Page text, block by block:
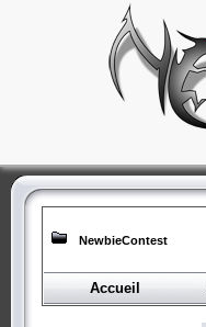
NewbieContest
Accueil